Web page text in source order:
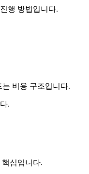
행 방법입니다.
비용 구조입니다.
.
심입니다.